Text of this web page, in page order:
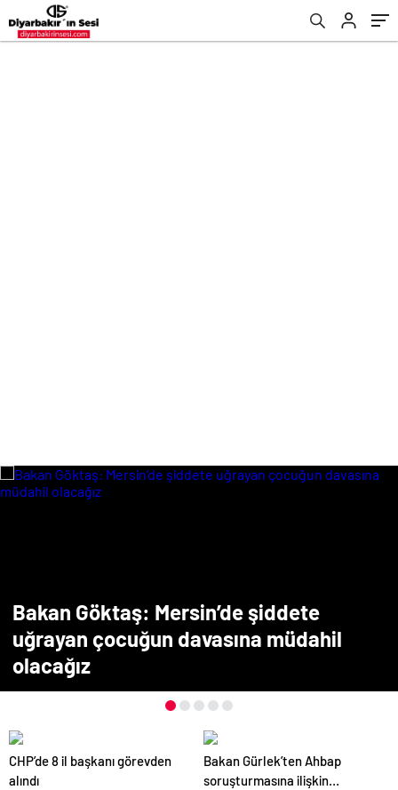
Bakan Göktaş: Mersin’de şiddete
uğrayan çocuğun davasına müdahil
olacağız
CHP’de 8 il başkanı görevden
alındı
Bakan Gürlek’ten Ahbap
soruşturmasına ilişkin